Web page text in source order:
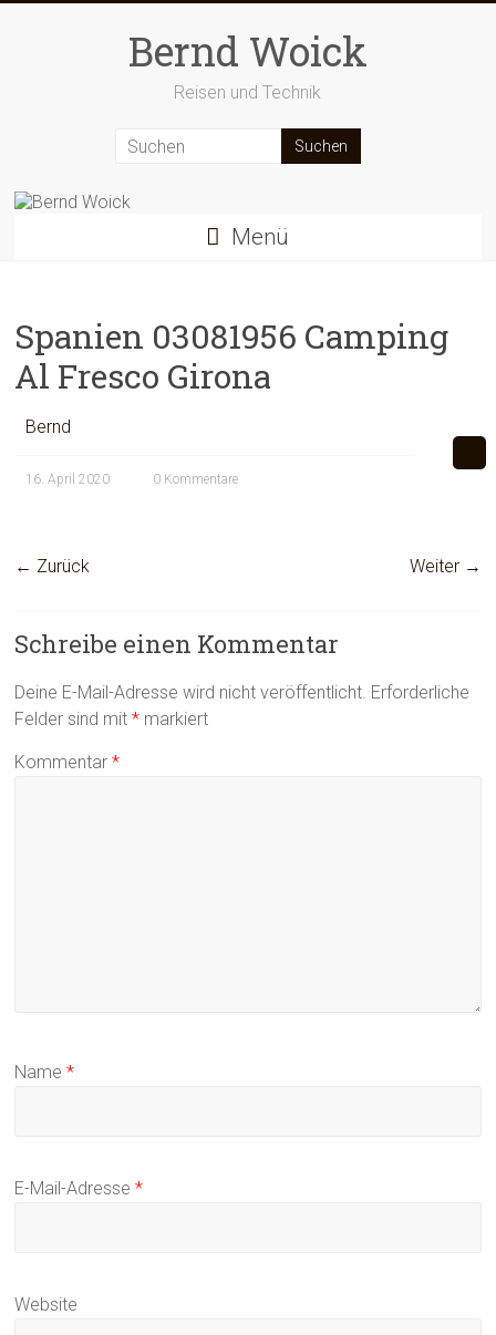
Bernd Woick
Reisen und Technik
Menü
Spanien 03081956 Camping
Al Fresco Girona
Bernd
16. April 2020 0 Kommentare
← Zurück Weiter →
Schreibe einen Kommentar
Deine E-Mail-Adresse wird nicht veröffentlicht. Erforderliche
Felder sind mit* markiert
Kommentar*
Name*
E-Mail-Adresse*
Website